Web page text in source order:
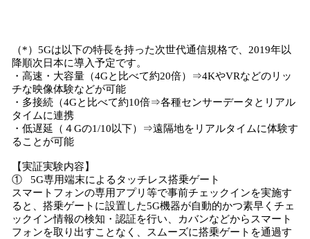
（*）5Gは以下の特長を持った次世代通信規格で、2019年以
降順次日本に導入予定です。
・高速・大容量（4Gと比べて約20倍）⇒4KやVRなどのリッ
チな映像体験などが可能
・多接続（4Gと比べて約10倍⇒各種センサーデータとリアル
タイムに連携
・低遅延（４Gの1/10以下）⇒遠隔地をリアルタイムに体験す
ることが可能
【実証実験内容】
① 5G専用端末によるタッチレス搭乗ゲート
スマートフォンの専用アプリ等で事前チェックインを実施す
ると、搭乗ゲートに設置した5G機器が自動的かつ素早くチェ
ックイン情報の検知・認証を行い、カバンなどからスマート
フォンを取り出すことなく、スムーズに搭乗ゲートを通過す